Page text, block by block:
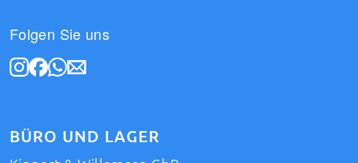
Folgen Sie uns
BÜRO UND LAGER